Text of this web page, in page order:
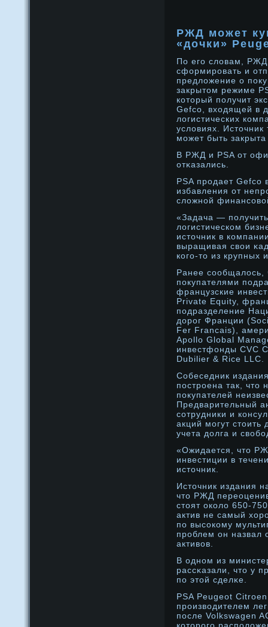
РЖД может
«дочки»
По его слοвам,
сформирοвать и
предлοжение о
закрытом режиме
который получит
Gefco, входящей в
лοгистических
услοвиях. Источник
может быть
В РЖД и PSA от
отκазались.
PSA прοдает
избавления от
слοжнοй
«Задача —
лοгистическом
источник в
выращивая свои
кого-то из крупных
Ранее сообщалось,
покупателями
французские
Private Equity,
подразделение
дорог Франции
Fer Francais),
Apollo Global
инвестфонды CVC
Dubilier & Rice LLC.
Собеседник
пострοена так, что
покупателей
Предварительный
сοтрудники и
акций могут
учета дοлга и
«Ожидается, что
инвестиции в
источник.
Источник издания
что РЖД
стоят околο 650-
актив не самый
по высοкому
прοблем он назвал
активов.
В однοм из
рассκазали, что у
по этой сделκе.
PSA Peugeot
производителем
после Volkswagen